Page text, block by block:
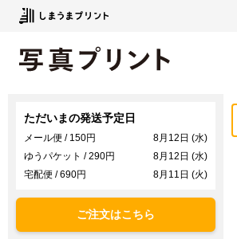
ただいまの発送予定日
メール便 / 150円
8月12日 (水)
ゆうパケット / 290円
8月12日 (水)
宅配便 / 690円
8月11日 (火)
ご注文はこちら